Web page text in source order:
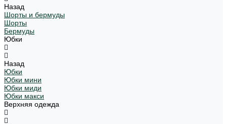
Назад
Шорты и бермуды
Шорты
Бермуды
Юбки
Назад
Юбки
Юбки мини
Юбки миди
Юбки макси
Верхняя одежда